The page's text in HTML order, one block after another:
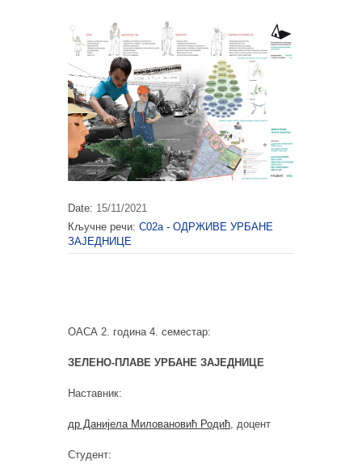
Date: 15/11/2021
Кључне речи: С02а - ОДРЖИВЕ УРБАНЕ
ЗАЈЕДНИЦЕ
ОАСА 2. година 4. семестар:
ЗЕЛЕНО-ПЛАВЕ УРБАНЕ ЗАЈЕДНИЦЕ
Наставник:
др Данијела Миловановић Родић, доцент
Студент: